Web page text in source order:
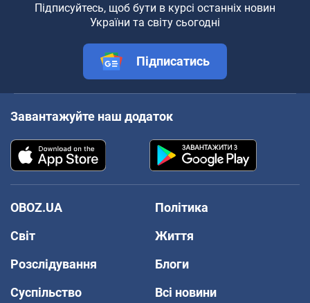
Підписуйтесь, щоб бути в курсі останніх новин
України та світу сьогодні
Підписатись
Завантажуйте наш додаток
OBOZ.UA
Політика
Світ
Життя
Розслідування
Блоги
Суспільство
Всі новини